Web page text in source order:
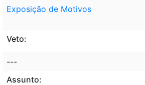
Exposição de Motivos
Veto:
---
Assunto: